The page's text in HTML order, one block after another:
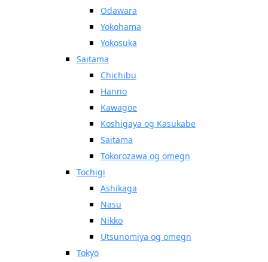
Odawara
Yokohama
Yokosuka
Saitama
Chichibu
Hanno
Kawagoe
Koshigaya og Kasukabe
Saitama
Tokorozawa og omegn
Tochigi
Ashikaga
Nasu
Nikko
Utsunomiya og omegn
Tokyo